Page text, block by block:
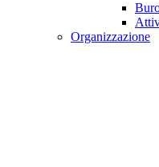
Organizzazione